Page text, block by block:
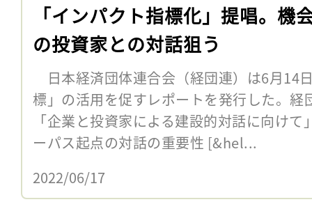
「インパクト指標化」提唱。機
の投資家との対話狙う
日本経済団体連合会（経団連）は6月14
標」の活用を促すレポートを発行した。
「企業と投資家による建設的対話に向け
ーパス起点の対話の重要性 [&hel...
2022/06/17